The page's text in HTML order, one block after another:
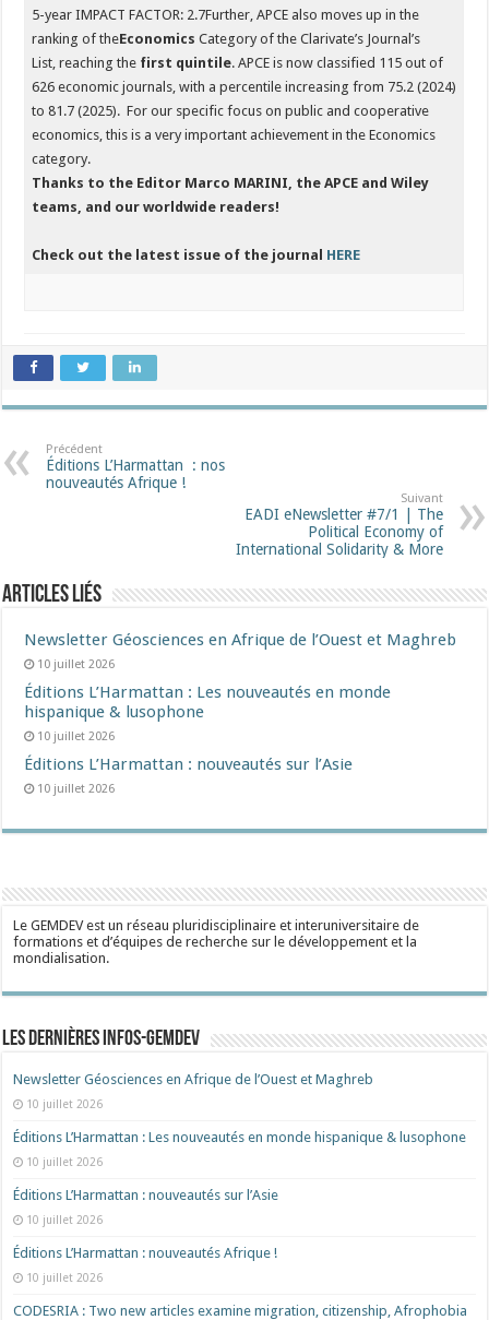
5-year IMPACT FACTOR: 2.7Further, APCE also moves up in the
ranking of theEconomics Category of the Clarivate’s Journal’s
List, reaching the first quintile. APCE is now classified 115 out of
626 economic journals, with a percentile increasing from 75.2 (2024)
to 81.7 (2025). For our specific focus on public and cooperative
economics, this is a very important achievement in the Economics
category.
Thanks to the Editor Marco MARINI, the APCE and Wiley
teams, and our worldwide readers!
Check out the latest issue of the journal HERE
Précédent
Éditions L’Harmattan : nos
nouveautés Afrique !​
Suivant
EADI eNewsletter #7/1 | The
Political Economy of
International Solidarity & More
Articles liés
Newsletter Géosciences en Afrique de l’Ouest et Maghreb
10 juillet 2026
Éditions L’Harmattan : Les nouveautés en monde
hispanique & lusophone
10 juillet 2026
Éditions L’Harmattan : nouveautés sur l’Asie
10 juillet 2026
Le GEMDEV est un réseau pluridisciplinaire et interuniversitaire de
formations et d’équipes de recherche sur le développement et la
mondialisation.
Les dernières Infos-Gemdev
Newsletter Géosciences en Afrique de l’Ouest et Maghreb
10 juillet 2026
Éditions L’Harmattan : Les nouveautés en monde hispanique & lusophone
10 juillet 2026
Éditions L’Harmattan : nouveautés sur l’Asie
10 juillet 2026
Éditions L’Harmattan : nouveautés Afrique !​
10 juillet 2026
CODESRIA : Two new articles examine migration, citizenship, Afrophobia